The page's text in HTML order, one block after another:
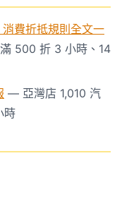
費折抵規則全文一
500 折 3 小時、14
— 亞灣店 1,010 汽
時